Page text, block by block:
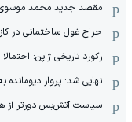
مقصد جدید محمد موسوی در ٣٨
حراج غول ساختمانی در
رکورد تاریخی ژاپن:
نهایی شد: پرواز
سیاست آتش‌بس دورتر از